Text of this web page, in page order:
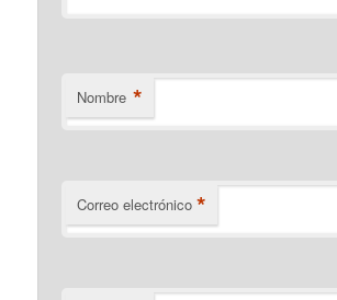
Nombre *
Correo electrónico *